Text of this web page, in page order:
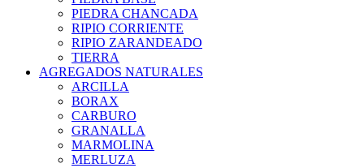
PIEDRA CHANCADA
RIPIO CORRIENTE
RIPIO ZARANDEADO
TIERRA
AGREGADOS NATURALES
ARCILLA
BORAX
CARBURO
GRANALLA
MARMOLINA
MERLUZA